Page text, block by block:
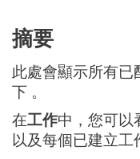
摘要
此處會顯示所有
下 。
在工作中，您可以
以及每個已建立工